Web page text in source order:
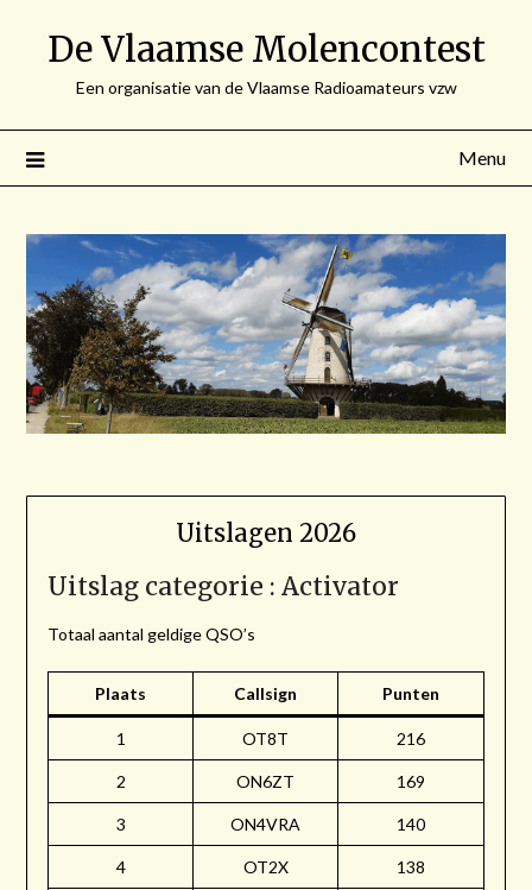
De Vlaamse Molencontest
Een organisatie van de Vlaamse Radioamateurs vzw
Menu
Uitslagen 2026
Uitslag categorie : Activator
Totaal aantal geldige QSO’s
Plaats Callsign Punten
1 OT8T 216
2 ON6ZT 169
3 ON4VRA 140
4 OT2X 138